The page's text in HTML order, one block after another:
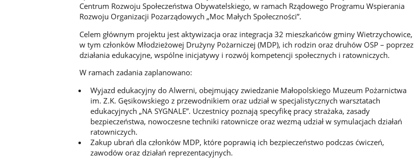
Centrum Rozwoju Społeczeństwa Obywatelskiego, w ramach Rządowego Programu Wspierania
Rozwoju Organizacji Pozarządowych „Moc Małych Społeczności”.
Celem głównym projektu jest aktywizacja oraz integracja 32 mieszkańców gminy Wietrzychowice,
w tym członków Młodzieżowej Drużyny Pożarniczej (MDP), ich rodzin oraz druhów OSP – poprzez
działania edukacyjne, wspólne inicjatywy i rozwój kompetencji społecznych i ratowniczych.
W ramach zadania zaplanowano:
Wyjazd edukacyjny do Alwerni, obejmujący zwiedzanie Małopolskiego Muzeum Pożarnictwa
im. Z.K. Gęsikowskiego z przewodnikiem oraz udział w specjalistycznych warsztatach
edukacyjnych „NA SYGNALE”. Uczestnicy poznają specyfikę pracy strażaka, zasady
bezpieczeństwa, nowoczesne techniki ratownicze oraz wezmą udział w symulacjach działań
ratowniczych.
Zakup ubrań dla członków MDP, które poprawią ich bezpieczeństwo podczas ćwiczeń,
zawodów oraz działań reprezentacyjnych.